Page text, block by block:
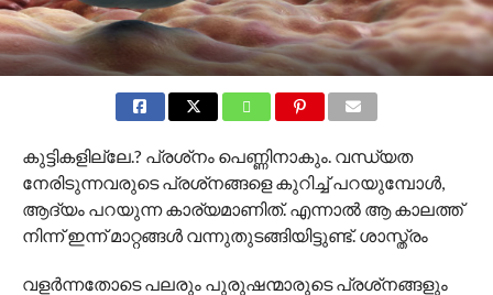
കുട്ടികളില്ലേ.? പ്രശ്‌നം പെണ്ണിനാകും. വന്ധ്യത
നേരിടുന്നവരുടെ പ്രശ്‌നങ്ങളെ കുറിച്ച് പറയുമ്പോള്‍,
ആദ്യം പറയുന്ന കാര്യമാണിത്. എന്നാൽ ആ കാലത്ത്
നിന്ന് ഇന്ന് മാറ്റങ്ങള്‍ വന്നുതുടങ്ങിയിട്ടുണ്ട്. ശാസ്ത്രം
വളർന്നതോടെ പലരും പുരുഷന്മാരുടെ പ്രശ്‌നങ്ങളും